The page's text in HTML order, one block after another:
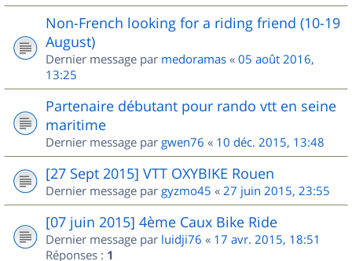
Non-French looking for a riding friend (10-19
August)
Dernier message par medoramas « 05 août 2016,
13:25
Partenaire débutant pour rando vtt en seine
maritime
Dernier message par gwen76 « 10 déc. 2015, 13:48
[27 Sept 2015] VTT OXYBIKE Rouen
Dernier message par gyzmo45 « 27 juin 2015, 23:55
[07 juin 2015] 4ème Caux Bike Ride
Dernier message par luidji76 « 17 avr. 2015, 18:51
Réponses : 1